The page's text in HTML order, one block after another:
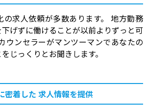
の求人依頼が多数あります。 地方勤務
げずに働けることが以前よりずっと可
ウンセラーがマンツーマンであなたの
じっくりとお聞きします。
密着した 求人情報を提供